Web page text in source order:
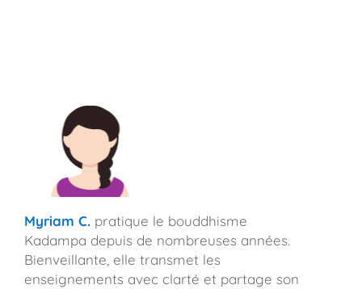
Myriam C.pratique le bouddhisme
Kadampa depuis de nombreuses années.
Bienveillante, elle transmet les
enseignements avec clarté et partage son